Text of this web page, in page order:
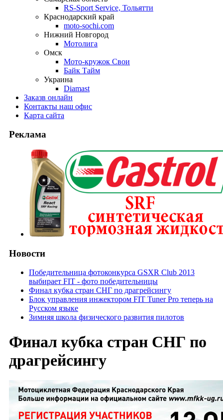
RS-Sport Service, Тольятти
Краснодарский край
moto-sochi.com
Нижний Новгород
Мотолига
Омск
Мото-кружок Свои
Байк Тайм
Украина
Diamast
Заказв онлайн
Контакты наш офис
Карта сайта
Реклама
Новости
Победительница фотоконкурса GSXR Club 2013
выбирает FIT - фото победительницы
Финал кубка стран СНГ по драгрейсингу
Блок управления инжектором FIT Tuner Pro теперь на
Русском языке
Зимняя школа физического развития пилотов
Финал кубка стран СНГ по
драгрейсингу